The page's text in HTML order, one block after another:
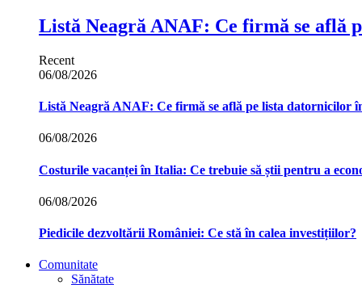
Listă Neagră ANAF: Ce firmă se află
Recent
06/08/2026
Listă Neagră ANAF: Ce firmă se află pe lista datornicilor
06/08/2026
Costurile vacanței în Italia: Ce trebuie să știi pentru a
06/08/2026
Piedicile dezvoltării României: Ce stă în calea investițiilor?
Comunitate
Sănătate